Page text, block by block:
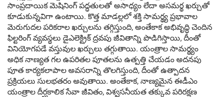
సాంప్రదాయిక మెషినింగ్ పద్ధతులతో అసాధ్యం లేదా అసమర్థ ఖర్చుతో
కూడుకున్నవిగా ఉంటాయి. కొత్త మాడల్లలో శక్తి సామర్థ్య ప్రభావాల
మెరుగుదల పరికరాల ఖర్చులను తగ్గిస్తుంది, అంతేకాక అభివృద్ధి చెందిన
ఫిల్టరింగ్ వ్యవస్థలు డైఎలెక్ట్రిక్ ద్రవపు జీవితాన్ని పొడిగిస్తాయి, దీంతో
వినియోగపడే వస్తువుల ఖర్చులు తగ్గుతాయి. యంత్రాల సామర్థ్యం
అధిక నాణ్యత గల ఉపరితల పూతలను ఉత్పత్తి చేయడం అదనపు
పూత కార్యకలాపాల అవసరాన్ని తొలగిస్తుంది, దీంతో ఉత్పాదన
ప్రక్రియలు సులభతరం అవుతాయి. అంతేకాక, నాణ్యమైన ఈడీఎం
యంత్రాల దీర్ఘకాలిక సేవా జీవితం, విశ్వసనీయత తక్కువ పరిరక్షణ